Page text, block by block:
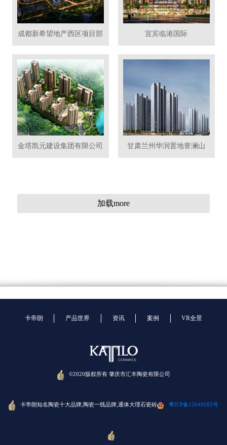
成都新希望地产西区项目部 宜宾临港国际
金塔凯元建设集团有限公司 甘肃兰州华润置地誉澜山
陕西西安环球中心 陕西西安蓝光公园华府
加载more
卡帝朗 产品世界 资讯 案例 VR全景
©2020版权所有 肇庆市汇丰陶瓷有限公司
卡帝朗知名陶瓷十大品牌,陶瓷一线品牌,通体大理石瓷砖 粤ICP备15049585号